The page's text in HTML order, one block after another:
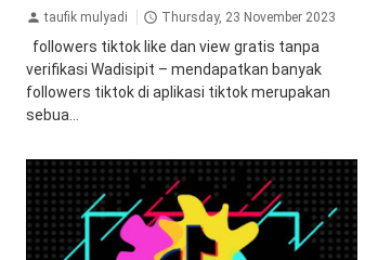
taufik mulyadi Thursday, 23 November 2023
followers tiktok like dan view gratis tanpa
verifikasi Wadisipit – mendapatkan banyak
followers tiktok di aplikasi tiktok merupakan
sebua...